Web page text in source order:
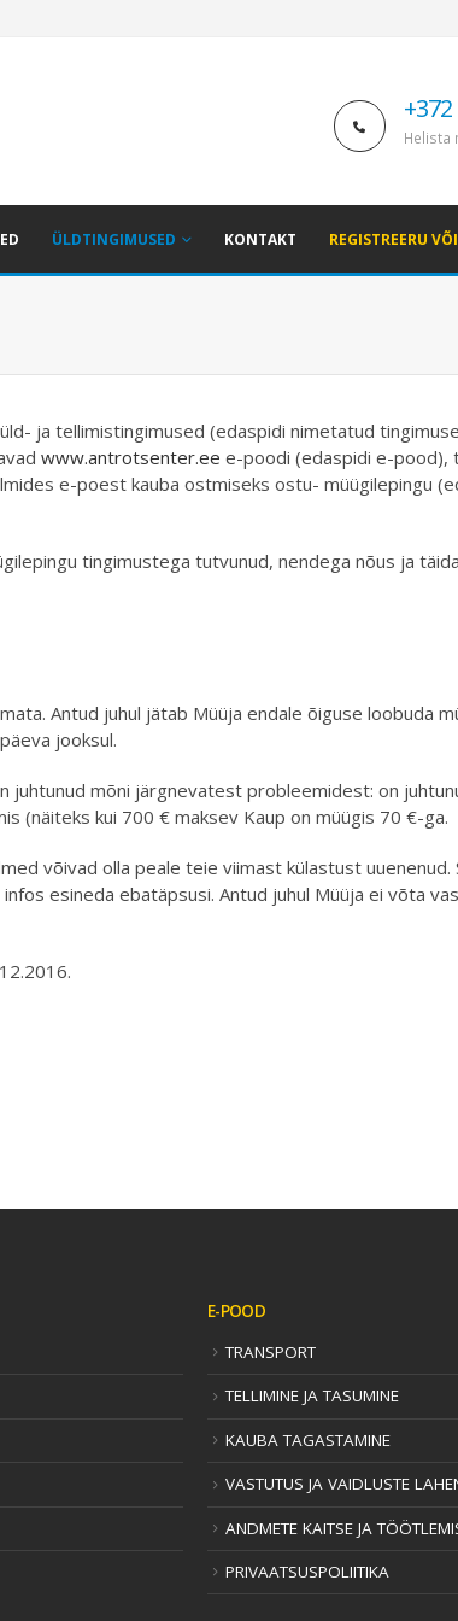
Helista
ÜLDTINGIMUSED KONTAKT REGISTREERU
ja tellimistingimused (edaspidi nimetatud
www.antrotsenter.ee e-poodi (edaspidi e-pood),
e-poest kauba ostmiseks ostu- müügilepingu
tingimustega tutvunud, nendega nõus ja
Antud juhul jätab Müüja endale õiguse loobuda
jooksul.
juhtunud mõni järgnevatest probleemidest: on
(näiteks kui 700 € maksev Kaup on müügis 70 €-ga.
võivad olla peale teie viimast külastust uuenenud.
esineda ebatäpsusi. Antud juhul Müüja ei võta
E-POOD
TRANSPORT
TELLIMINE JA TASUMINE
KAUBA TAGASTAMINE
VASTUTUS JA VAIDLUSTE
ANDMETE KAITSE JA
PRIVAATSUSPOLIITIKA